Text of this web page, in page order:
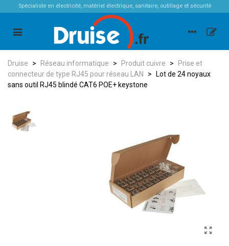
Spécialiste en électricité, matériel électrique, sanitaire, outillage et sécurité
Druise > Réseau informatique > Produit cuivre >
Prise et
connecteur de type RJ45 pour réseau LAN
>
Lot de 24 noyaux
sans outil RJ45 blindé CAT6 POE+ keystone